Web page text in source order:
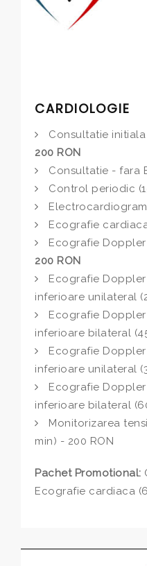
CARDIOLOGIE
Consultatie initiala
200 RON
Consultatie - fara
Control periodic
Ecografie
Ecografie
200 RON
Ecografie
inferioare unilateral
Ecografie
inferioare bilateral
Ecografie
inferioare unilateral
Ecografie
inferioare bilateral
Monitorizarea
min) - 200 RON
Pachet Promotional:
Ecografie cardiaca